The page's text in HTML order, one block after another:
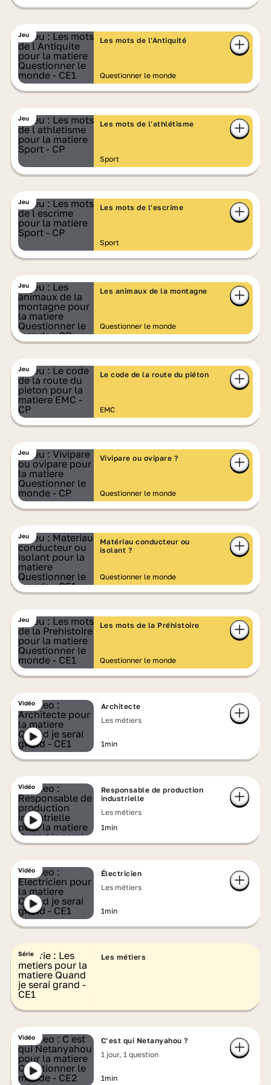
Vidéo
Architecte
Les métiers
1min
Vidéo
Responsable de production
industrielle
Les métiers
1min
Vidéo
Électricien
Les métiers
1min
Série Les métiers
Jeu
Les mots de l'Antiquité
Questionner le monde
Jeu
Les mots de l'athlétisme
Sport
Vidéo
C’est qui Netanyahou ?
1 jour, 1 question
1min
Jeu
Les mots de l'escrime
Sport
Jeu
Les animaux de la montagne
Questionner le monde
Jeu
Le code de la route du piéton
EMC
Jeu
Vivipare ou ovipare ?
Questionner le monde
Jeu
Matériau conducteur ou
isolant ?
Questionner le monde
Jeu
Les mots de la Préhistoire
Questionner le monde